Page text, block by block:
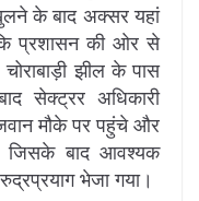
के बाद अक्सर यहां
प्रशासन की ओर से
झील के पास
सेक्ट्रर अधिकारी
मौके पर पहुंचे और
बाद आवश्यक
भेजा गया।